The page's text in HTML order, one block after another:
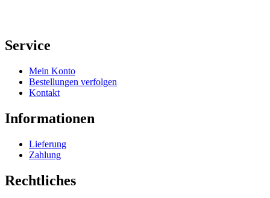
Service
Mein Konto
Bestellungen verfolgen
Kontakt
Informationen
Lieferung
Zahlung
Rechtliches